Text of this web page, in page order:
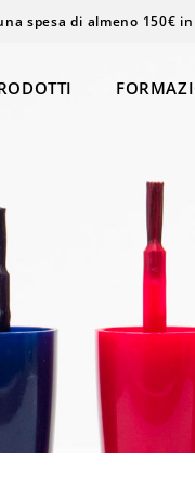
spesa di almeno 150€ in
Up
Epilazione
Massaggi
Beauty &